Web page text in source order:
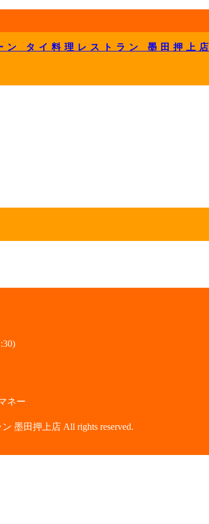
ン タイ料理レストラン 墨田押上店
ネー
墨田押上店 All rights reserved.